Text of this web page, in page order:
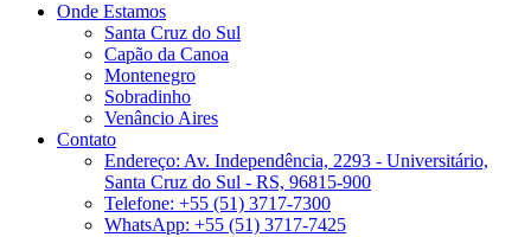
Onde Estamos
Santa Cruz do Sul
Capão da Canoa
Montenegro
Sobradinho
Venâncio Aires
Contato
Endereço: Av. Independência, 2293 - Universitário,
Santa Cruz do Sul - RS, 96815-900
Telefone: +55 (51) 3717-7300
WhatsApp: +55 (51) 3717-7425